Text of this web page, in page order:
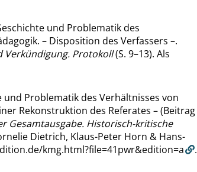
und Problematik des
– Disposition des Verfassers –.
Verkündigung. Protokoll(S. 9–13). Als
Problematik des Verhältnisses von
Rekonstruktion des Referates – (Beitrag
Gesamtausgabe. Historisch-kritische
Dietrich, Klaus-Peter Horn & Hans-
kmg.html?file=41pwr&edition=a .